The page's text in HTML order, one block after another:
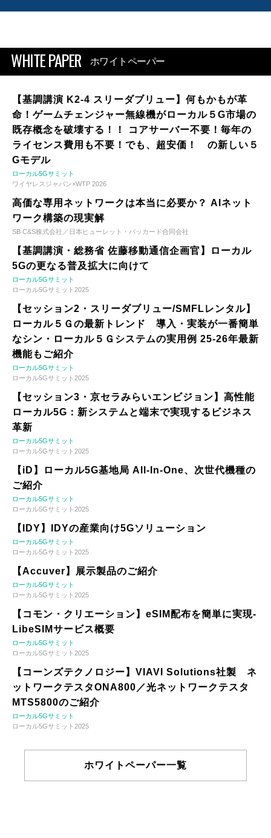
WHITE PAPER ホワイトペーパー
【基調講演 K2-4 スリーダブリュー】何もかもが革
命！ゲームチェンジャー無線機がローカル５G市場の
既存概念を破壊する！！ コアサーバー不要！毎年の
ライセンス費用も不要！でも、超安価！ の新しい５
Gモデル
ローカル5Gサミット
ワイヤレスジャパン×WTP 2026
高価な専用ネットワークは本当に必要か？ AIネット
ワーク構築の現実解
SB C&S株式会社／日本ヒューレット・パッカード合同会社
【基調講演・総務省 佐藤移動通信企画官】ローカル
5Gの更なる普及拡大に向けて
ローカル5Gサミット
ローカル5Gサミット2025
【セッション2・スリーダブリュー/SMFLレンタル】
ローカル５Ｇの最新トレンド 導入・実装が一番簡単
なシン・ローカル５Ｇシステムの実用例 25-26年最新
機能もご紹介
ローカル5Gサミット
ローカル5Gサミット2025
【セッション3・京セラみらいエンビジョン】高性能
ローカル5G：新システムと端末で実現するビジネス
革新
ローカル5Gサミット
ローカル5Gサミット2025
【iD】ローカル5G基地局 All-In-One、次世代機種の
ご紹介
ローカル5Gサミット
ローカル5Gサミット2025
【IDY】IDYの産業向け5Gソリューション
ローカル5Gサミット
ローカル5Gサミット2025
【Accuver】展示製品のご紹介
ローカル5Gサミット
ローカル5Gサミット2025
【コモン・クリエーション】eSIM配布を簡単に実現-
LibeSIMサービス概要
ローカル5Gサミット
ローカル5Gサミット2025
【コーンズテクノロジー】VIAVI Solutions社製 ネ
ットワークテスタONA800／光ネットワークテスタ
MTS5800のご紹介
ローカル5Gサミット
ローカル5Gサミット2025
ホワイトペーパー一覧